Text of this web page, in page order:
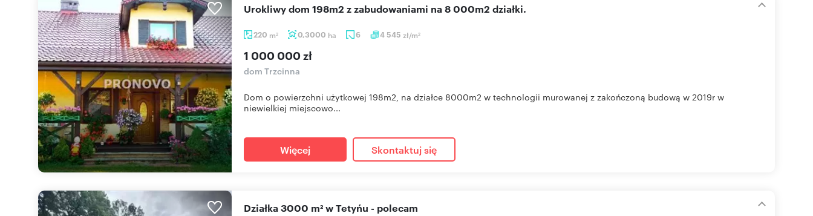
220 m2 0,3000 ha 6 4 545 zł/m2
Urokliwy dom 198m2 z zabudowaniami na 8 000m2 działki.
1 000 000 zł
dom Trzcinna
Dom o powierzchni użytkowej 198m2, na działce 8000m2 w technologii murowanej z zakończoną budową w 2019r w
niewielkiej miejscowo...
Więcej Skontaktuj się
Działka 3000 m² w Tetyńu - polecam